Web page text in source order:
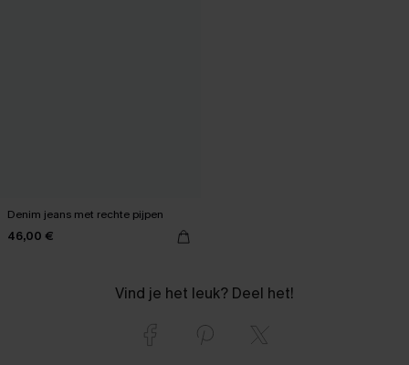
Denim jeans met rechte pijpen
46,00 €
Vind je het leuk? Deel het!